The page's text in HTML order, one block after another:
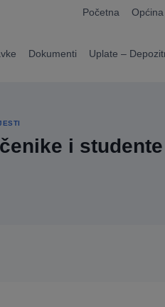
Početna Općina
Dokumenti Uplate –
i